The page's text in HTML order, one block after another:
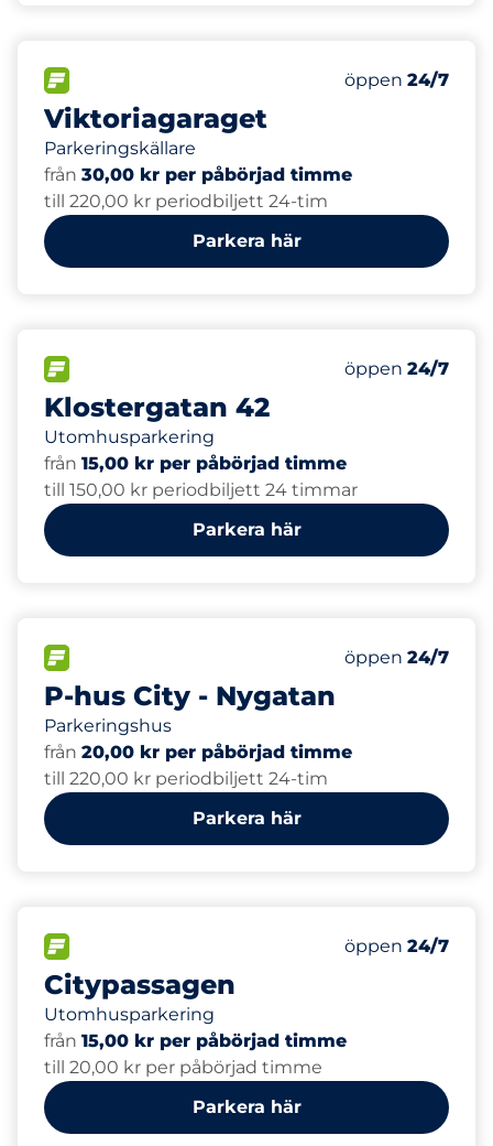
Viktoriagaraget
Parkeringskällare
Antal
Totalt antal
Torsdag&nbsp
öppen 24/7
från 30,00 kr per påbörjad timme
till 220,00 kr periodbiljett 24-tim
Parkera här
Klostergatan 42
Utomhusparkering
Antal
Electric Car
Torsdag&nbsp
öppen 24/7
från 15,00 kr per påbörjad timme
till 150,00 kr periodbiljett 24 timmar
Parkera här
P-hus City - Nygatan
Parkeringshus
Antal
Totalt antal
Torsdag&nbsp
öppen 24/7
från 20,00 kr per påbörjad timme
till 220,00 kr periodbiljett 24-tim
Parkera här
Citypassagen
Utomhusparkering
Antal
Totalt antal
Torsdag&nbsp
öppen 24/7
från 15,00 kr per påbörjad timme
till 20,00 kr per påbörjad timme
Parkera här